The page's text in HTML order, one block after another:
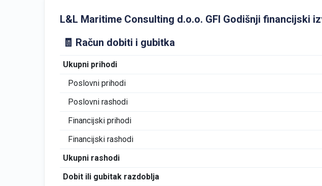
L&L Maritime Consulting d.o.o. GFI Godišnji financijski
🧾 Račun dobiti i gubitka
Ukupni prihodi
Poslovni prihodi
Poslovni rashodi
Financijski prihodi
Financijski rashodi
Ukupni rashodi
Dobit ili gubitak razdoblja